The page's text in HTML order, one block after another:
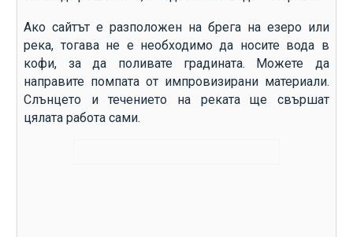
Ако сайтът е разположен на брега на езеро или
река, тогава не е необходимо да носите вода в
кофи, за да поливате градината. Можете да
направите помпата от импровизирани материали.
Слънцето и течението на реката ще свършат
цялата работа сами.